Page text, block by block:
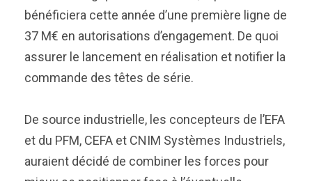
bénéficiera cette année d’une première ligne de
37 M€ en autorisations d’engagement. De quoi
assurer le lancement en réalisation et notifier la
commande des têtes de série.
De source industrielle, les concepteurs de l’EFA
et du PFM, CEFA et CNIM Systèmes Industriels,
auraient décidé de combiner les forces pour